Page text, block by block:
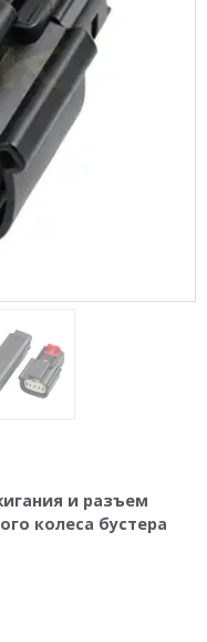
и разъем
колеса бустера